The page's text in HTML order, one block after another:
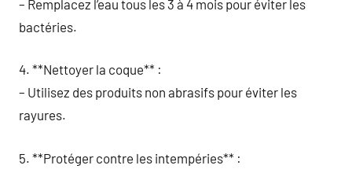
– Remplacez l’eau tous les 3 à 4 mois pour éviter les
bactéries.
4. **Nettoyer la coque** :
– Utilisez des produits non abrasifs pour éviter les
rayures.
5. **Protéger contre les intempéries** :